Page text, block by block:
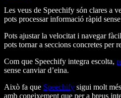
Les veus de Speechify són clares a
pots processar informació ràpid
Pots ajustar la velocitat i navegar
pots tornar a seccions concretes per
Com que Speechify integra escolta,
sense canviar d’eina.
Això fa que Speechify sigui molt
amb coneixement que per a breus